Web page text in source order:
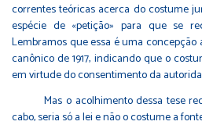
correntes teóricas acerca do costume
espécie de «petição» para que se
Lembramos que essa é uma
canônico de 1917, indicando que o
em virtude do consentimento da
Mas o acolhimento dessa tese
cabo, seria só a lei e não o costume a